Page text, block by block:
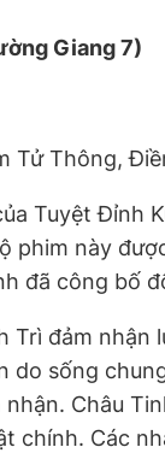
Giang 7)
Tử Thông,
Tuyệt Đỉnh
phim này
đã công bố
Trì đảm
do sống
Châu
chính. Các